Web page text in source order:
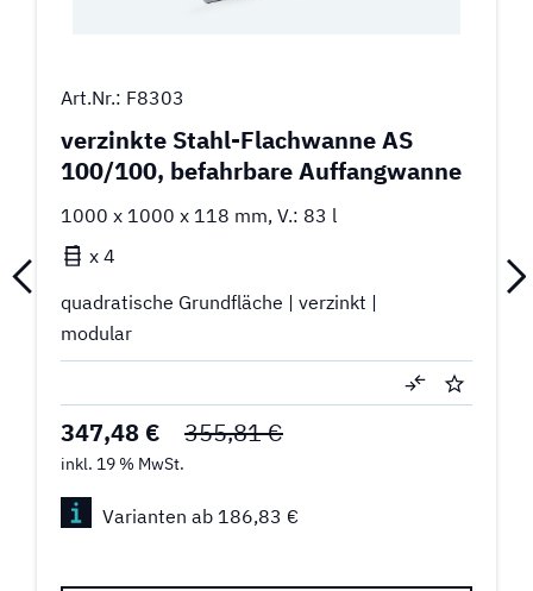
Art.Nr.: F8303
verzinkte Stahl-Flachwanne AS
100/100, befahrbare Auffangwanne
1000 x 1000 x 118 mm, V.: 83 l
x 4
quadratische Grundfläche | verzinkt |
modular
347,48 € 355,81 €
inkl. 19 % MwSt.
Varianten ab 186,83 €